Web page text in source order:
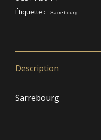
Étiquette :
Sarrebourg
Description
Sarrebourg